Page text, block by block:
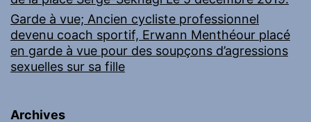
Garde à vue; Ancien cycliste professionnel
devenu coach sportif, Erwann Menthéour placé
en garde à vue pour des soupçons d’agressions
sexuelles sur sa fille
Archives